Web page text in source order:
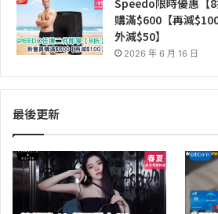
購滿$600【再減
外減$50】
2026 年 6 月 16 日
最後更新